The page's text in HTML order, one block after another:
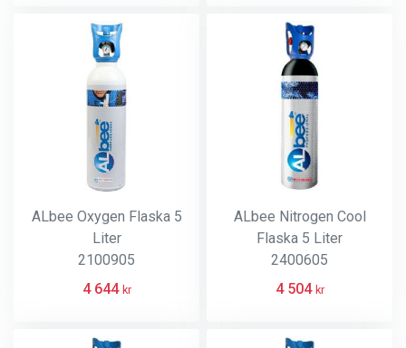
ALbee Oxygen Flaska 5
Liter
2100905
4 644 kr
ALbee Nitrogen Cool
Flaska 5 Liter
2400605
4 504 kr